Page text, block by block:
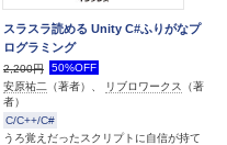
スラスラ読める Unity C#ふりがなプ
ログラミング
2,200円
50%OFF
安原祐二 （著者）、 リブロワークス
（著
者）
C/C++/C#
うろ覚えだったスクリプトに自信が持て